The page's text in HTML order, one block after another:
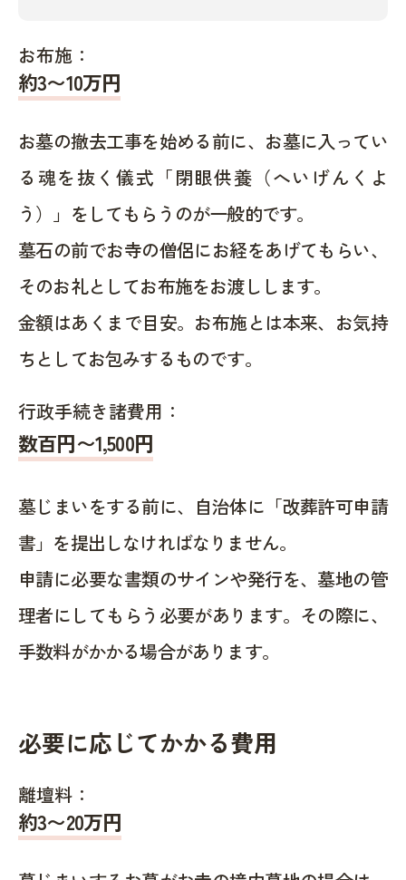
お布施：
約3〜10万円
お墓の撤去工事を始める前に、お墓に入ってい
る魂を抜く儀式「閉眼供養（へいげんくよ
う）」をしてもらうのが一般的です。
墓石の前でお寺の僧侶にお経をあげてもらい、
そのお礼としてお布施をお渡しします。
金額はあくまで目安。お布施とは本来、お気持
ちとしてお包みするものです。
行政手続き諸費用：
数百円〜1,500円
墓じまいをする前に、自治体に「改葬許可申請
書」を提出しなければなりません。
申請に必要な書類のサインや発行を、墓地の管
理者にしてもらう必要があります。その際に、
手数料がかかる場合があります。
必要に応じてかかる費用
離壇料：
約3〜20万円